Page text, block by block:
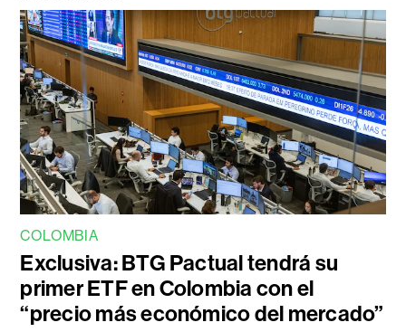
COLOMBIA
Exclusiva: BTG Pactual tendrá su
primer ETF en Colombia con el
“precio más económico del mercado”